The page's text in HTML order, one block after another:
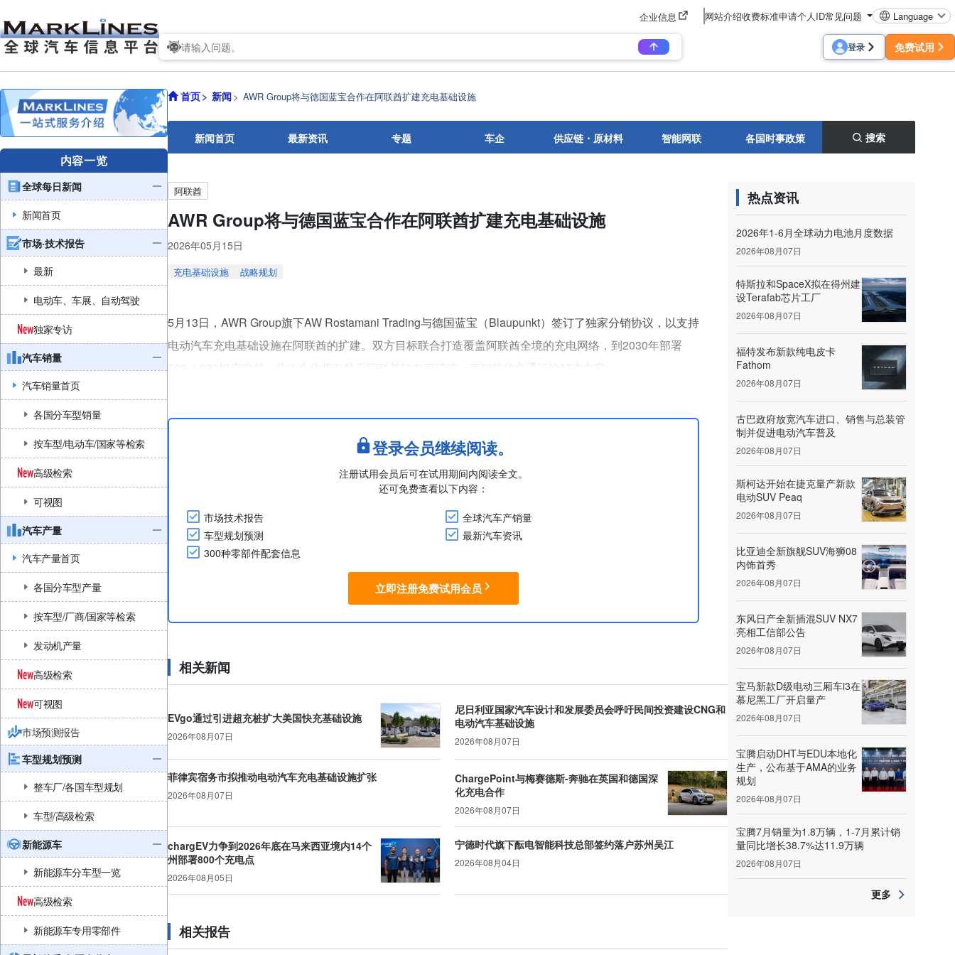
企业信息 网站介绍收费标准申请个人ID常见问题 Language
登录 免费试用
内容一览
全球每日新闻
新闻首页
市场·技术报告
最新
电动车、车展、自动驾驶
独家专访
汽车销量
汽车销量首页
各国分车型销量
按车型/电动车/国家等检索
高级检索
可视图
汽车产量
汽车产量首页
各国分车型产量
按车型/厂商/国家等检索
发动机产量
高级检索
可视图
市场预测报告
车型规划预测
整车厂/各国车型规划
车型/高级检索
新能源车
新能源车分车型一览
高级检索
新能源车专用零部件
首页 新闻 AWR Group将与德国蓝宝合作在阿联酋扩建充电基础设施
新闻首页 最新资讯 专题 车企 供应链・原材料 智能网联 各国时事政策 搜索
阿联酋
AWR Group将与德国蓝宝合作在阿联酋扩建充电基础设施
2026年05月15日
充电基础设施 战略规划
5月13日，AWR Group旗下AW Rostamani Trading与德国蓝宝（Blaupunkt）签订了独家分销协议，以支持
电动汽车充电基础设施在阿联酋的扩建。双方目标联合打造覆盖阿联酋全境的充电网络，到2030年部署
500-1,000根充电桩。此次合作将有助于阿联酋转向更清洁、更智能的交通运输解决方案。
登录会员继续阅读。
注册试用会员后可在试用期间内阅读全文。
还可免费查看以下内容：
市场技术报告
全球汽车产销量
车型规划预测
最新汽车资讯
300种零部件配套信息
立即注册免费试用会员
相关新闻
EVgo通过引进超充桩扩大美国快充基础设施
2026年08月07日
尼日利亚国家汽车设计和发展委员会呼吁民间投资建设CNG和
电动汽车基础设施
2026年08月07日
菲律宾宿务市拟推动电动汽车充电基础设施扩张
2026年08月07日
ChargePoint与梅赛德斯-奔驰在英国和德国深
化充电合作
2026年08月07日
chargEV力争到2026年底在马来西亚境内14个
州部署800个充电点
2026年08月05日
宁德时代旗下酝电智能科技总部签约落户苏州吴江
2026年08月04日
相关报告
热点资讯
2026年1-6月全球动力电池月度数据
2026年08月07日
特斯拉和SpaceX拟在得州建
设Terafab芯片工厂
2026年08月07日
福特发布新款纯电皮卡
Fathom
2026年08月07日
古巴政府放宽汽车进口、销售与总装管
制并促进电动汽车普及
2026年08月07日
斯柯达开始在捷克量产新款
电动SUV Peaq
2026年08月07日
比亚迪全新旗舰SUV海狮08
内饰首秀
2026年08月07日
东风日产全新插混SUV NX7
亮相工信部公告
2026年08月07日
宝马新款D级电动三厢车i3在
慕尼黑工厂开启量产
2026年08月07日
宝腾启动DHT与EDU本地化
生产，公布基于AMA的业务
规划
2026年08月07日
宝腾7月销量为1.8万辆，1-7月累计销
量同比增长38.7%达11.9万辆
2026年08月07日
更多